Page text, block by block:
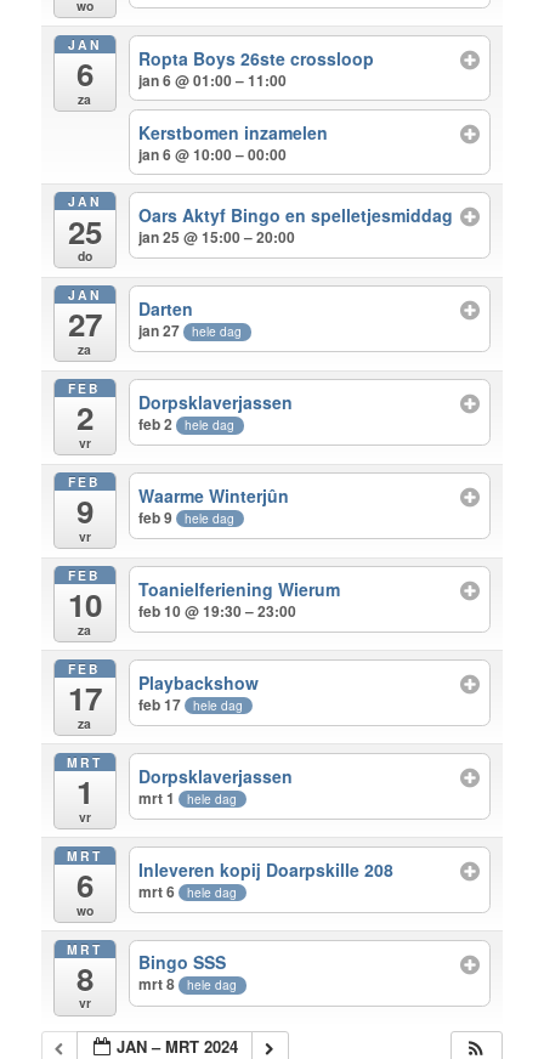
wo
JAN
6
za
Ropta Boys 26ste crossloop
jan 6 @ 01:00 – 11:00
Kerstbomen inzamelen
jan 6 @ 10:00 – 00:00
JAN
25
do
Oars Aktyf Bingo en spelletjesmiddag
jan 25 @ 15:00 – 20:00
JAN
27
za
Darten
jan 27 hele dag
FEB
2
vr
Dorpsklaverjassen
feb 2 hele dag
FEB
9
vr
Waarme Winterjûn
feb 9 hele dag
FEB
10
za
Toanielferiening Wierum
feb 10 @ 19:30 – 23:00
FEB
17
za
Playbackshow
feb 17 hele dag
MRT
1
vr
Dorpsklaverjassen
mrt 1 hele dag
MRT
6
wo
Inleveren kopij Doarpskille 208
mrt 6 hele dag
MRT
8
vr
Bingo SSS
mrt 8 hele dag
JAN – MRT 2024